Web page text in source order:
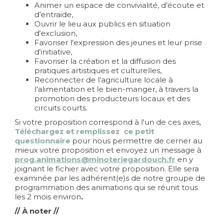
Animer un espace de convivialité, d’écoute et
d’entraide,
Ouvrir le lieu aux publics en situation
d'exclusion,
Favoriser l'expression des jeunes et leur prise
d'initiative,
Favoriser la création et la diffusion des
pratiques artistiques et culturelles,
Reconnecter de l’agriculture locale à
l’alimentation et le bien-manger, à travers la
promotion des producteurs locaux et des
circuits courts.
Si votre proposition correspond à l'un de ces axes,
Téléchargez et remplissez ce petit
questionnaire pour nous permettre de cerner au
mieux votre proposition et envoyez un message à
prog.animations@minoteriegardouch.fr en y
joignant le fichier avec votre proposition. Elle sera
examinée par les adhérent(e)s de notre groupe de
programmation des animations qui se réunit tous
les 2 mois environ.
// À noter //